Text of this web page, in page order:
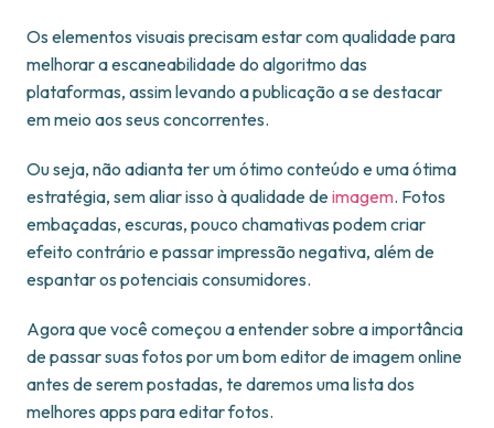
Os elementos visuais precisam estar com qualidade para
melhorar a escaneabilidade do algoritmo das
plataformas, assim levando a publicação a se destacar
em meio aos seus concorrentes.
Ou seja, não adianta ter um ótimo conteúdo e uma ótima
estratégia, sem aliar isso à qualidade deimagem. Fotos
embaçadas, escuras, pouco chamativas podem criar
efeito contrário e passar impressão negativa, além de
espantar os potenciais consumidores.
Agora que você começou a entender sobre a importância
de passar suas fotos por um bom editor de imagem online
antes de serem postadas, te daremos uma lista dos
melhores apps para editar fotos.